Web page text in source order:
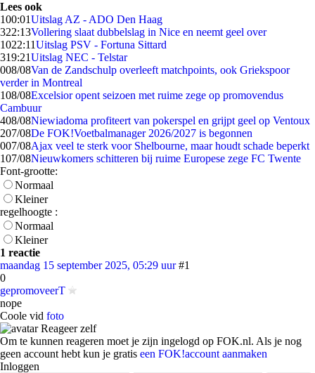
Lees ook
100:01Uitslag AZ - ADO Den Haag
322:13Vollering slaat dubbelslag in Nice en neemt geel over
1022:11Uitslag PSV - Fortuna Sittard
319:21Uitslag NEC - Telstar
008/08Van de Zandschulp overleeft matchpoints, ook Griekspoor
verder in Montreal
108/08Excelsior opent seizoen met ruime zege op promovendus
Cambuur
408/08Niewiadoma profiteert van pokerspel en grijpt geel op Ventoux
207/08De FOK!Voetbalmanager 2026/2027 is begonnen
007/08Ajax veel te sterk voor Shelbourne, maar houdt schade beperkt
107/08Nieuwkomers schitteren bij ruime Europese zege FC Twente
Font-grootte:
Normaal
Kleiner
regelhoogte :
Normaal
Kleiner
1 reactie
maandag 15 september 2025, 05:29 uur #1
0
gepromoveerT
nope
Coole vid foto
Reageer zelf
Om te kunnen reageren moet je zijn ingelogd op FOK.nl. Als je nog
geen account hebt kun je gratis een FOK!account aanmaken
Inloggen